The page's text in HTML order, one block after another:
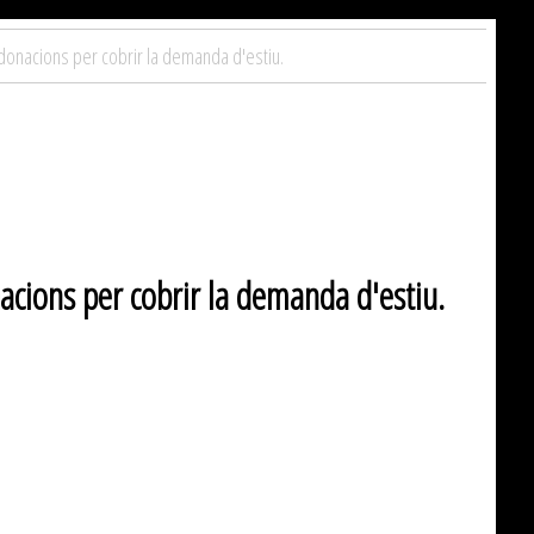
per cobrir la demanda d'estiu.
per cobrir la demanda d'estiu.